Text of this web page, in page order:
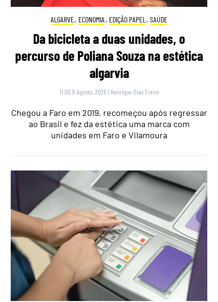
ALGARVE, ECONOMIA , EDIÇÃO PAPEL , SAÚDE
Da bicicleta a duas unidades, o
percurso de Poliana Souza na estética
algarvia
11:00 9 Agosto, 2026 | Henrique Dias Freire
Chegou a Faro em 2019, recomeçou após regressar
ao Brasil e fez da estética uma marca com
unidades em Faro e Vilamoura